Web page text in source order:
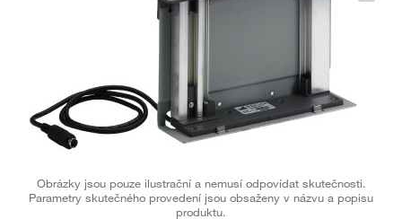
Obrázky jsou pouze ilustrační a nemusí odpovídat skutečnosti.
Parametry skutečného provedení jsou obsaženy v názvu a popisu
produktu.